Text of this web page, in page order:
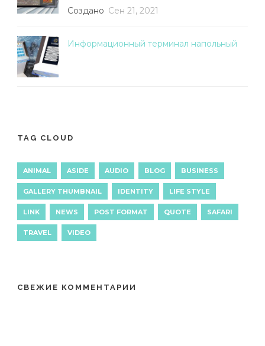
Создано Сен 21, 2021
Информационный терминал напольный
TAG CLOUD
ANIMAL ASIDE AUDIO BLOG BUSINESS
GALLERY THUMBNAIL IDENTITY LIFE STYLE
LINK NEWS POST FORMAT QUOTE SAFARI
TRAVEL VIDEO
СВЕЖИЕ КОММЕНТАРИИ